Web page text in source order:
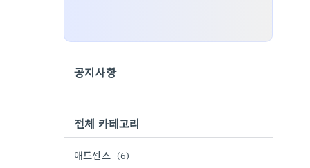
공지사항
전체 카테고리
애드센스 (6)